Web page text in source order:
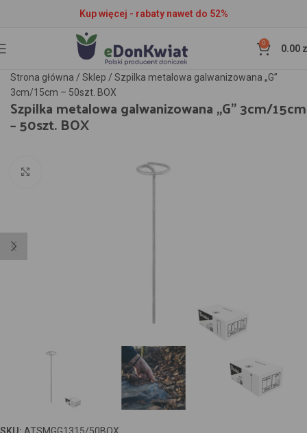
Kup więcej - rabaty nawet do 52%
0 0.00
Strona główna / Sklep / Szpilka metalowa galwanizowana „G”
3cm/15cm – 50szt. BOX
Szpilka metalowa galwanizowana „G” 3cm/15cm
– 50szt. BOX